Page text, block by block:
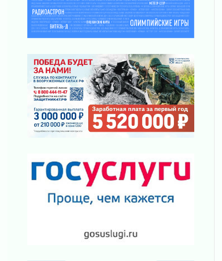
02 августа 2026
«Активное лето»
02 августа 2026
регионом и страной
02 августа 2026
Ладога — не пруд
02 августа 2026
ПСК через Гослуслуги напомнит жителям
Ленинградской области о неоплаченных
счетах
02 августа 2026
02 августа 2026
Жителям Ленобласти напомнили, как
действовать при укусе клеща
02 августа 2026